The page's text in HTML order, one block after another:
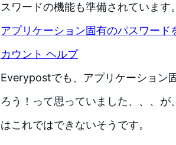
スワードの機能も準備されています。
アプリケーション固有のパスワー
カウント ヘルプ
Everypostでも、アプリケーション
ろう！って思っていました、、、
はこれではできないそうです。